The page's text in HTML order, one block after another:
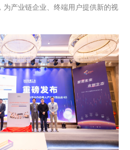
为产业链企业、终端用户提供新的视